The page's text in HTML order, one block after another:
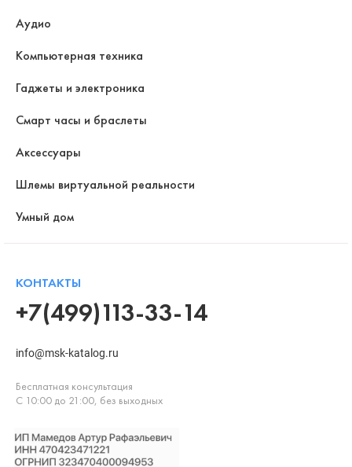
Аудио
Компьютерная техника
Гаджеты и электроника
Смарт часы и браслеты
Аксессуары
Шлемы виртуальной реальности
Умный дом
КОНТАКТЫ
+7(499)113-33-14
info@msk-katalog.ru
Бесплатная консультация
С 10:00 до 21:00, без выходных